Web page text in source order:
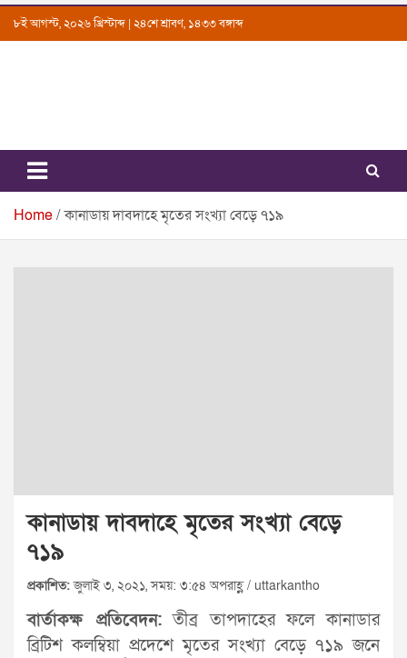
Skip৮ই আগস্ট, ২০২৬ খ্রিস্টাব্দ | ২৪শে শ্রাবণ, ১৪৩৩ বঙ্গাব্দ
Uttarkantho
News Portal
Home কানাডায় দাবদাহে মৃতের সংখ্যা বেড়ে ৭১৯
কানাডায় দাবদাহে মৃতের সংখ্যা বেড়ে
৭১৯
প্রকাশিত:জুলাই ৩, ২০২১, সময়: ৩:৫৪ অপরাহ্ণ / uttarkantho
বার্তাকক্ষ প্রতিবেদন:তীব্র তাপদাহের ফলে কানাডার
ব্রিটিশ কলম্বিয়া প্রদেশে মৃতের সংখ্যা বেড়ে ৭১৯ জনে